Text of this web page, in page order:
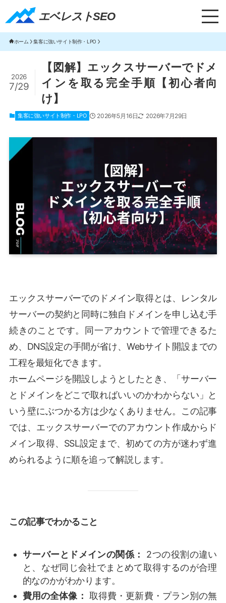
エベレストSEO
エベレストSEO｜TOP
ホーム 集客に強いサイト制作・LPO
【図解】エックスサーバーでドメ
インを取る完全手順【初心者向
け】
2026
7/29
集客に強いサイト制作・LPO 2026年5月16日 2026年7月29日
エックスサーバーでのドメイン取得とは、レンタル
サーバーの契約と同時に独自ドメインを申し込む手
続きのことです。同一アカウントで管理できるた
め、DNS設定の手間が省け、Webサイト開設までの
工程を最短化できます。
ホームページを開設しようとしたとき、「サーバー
とドメインをどこで取ればいいのかわからない」と
いう壁にぶつかる方は少なくありません。この記事
では、エックスサーバーでのアカウント作成からド
メイン取得、SSL設定まで、初めての方が迷わず進
められるように順を追って解説します。
この記事でわかること
サーバーとドメインの関係：
2つの役割の違い
と、なぜ同じ会社でまとめて取得するのが合理
的なのかがわかります。
費用の全体像： 取得費・更新費・プラン別の無